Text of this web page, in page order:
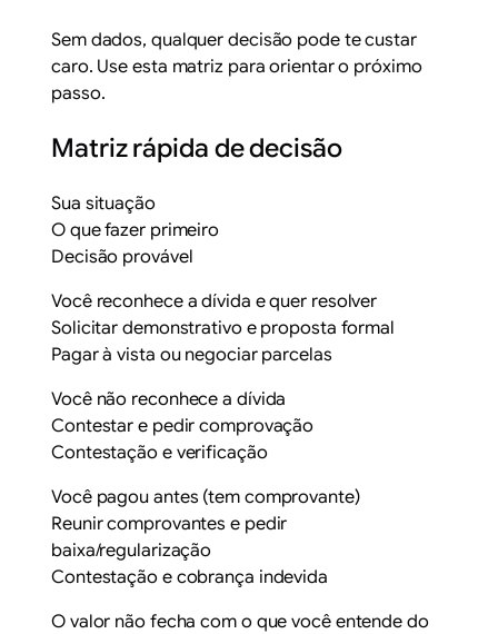
Sem dados, qualquer decisão pode te custar
caro. Use esta matriz para orientar o próximo
passo.
Matriz rápida de decisão
Sua situação
O que fazer primeiro
Decisão provável
Você reconhece a dívida e quer resolver
Solicitar demonstrativo e proposta formal
Pagar à vista ou negociar parcelas
Você não reconhece a dívida
Contestar e pedir comprovação
Contestação e verificação
Você pagou antes (tem comprovante)
Reunir comprovantes e pedir
baixa/regularização
Contestação e cobrança indevida
O valor não fecha com o que você entende do